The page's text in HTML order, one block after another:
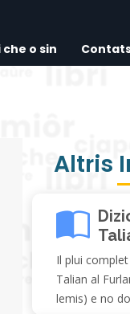
che o sin
Altris
Il plui
Talian al
lemis) e no